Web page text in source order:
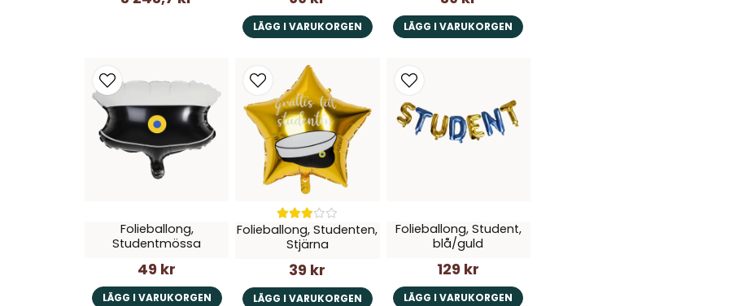
LÄGG I VARUKORGEN LÄGG I VARUKORGEN
Folieballong,
Studentmössa
49 kr
LÄGG I VARUKORGEN
Folieballong, Studenten,
Stjärna
39 kr
LÄGG I VARUKORGEN
Folieballong, Student,
blå/guld
129 kr
LÄGG I VARUKORGEN